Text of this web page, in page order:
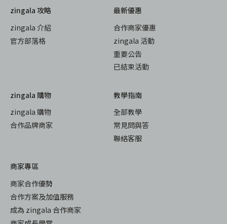
zingala 攻略
zingala 介紹
官方部落格
最新優惠
合作商家優惠
zingala 活動
重要公告
已結束活動
zingala 購物
zingala 購物
合作品牌商家
教學指南
全部教學
常見問與答
聯絡客服
商家專區
商家合作優勢
合作方案及加值服務
成為 zingala 合作商家